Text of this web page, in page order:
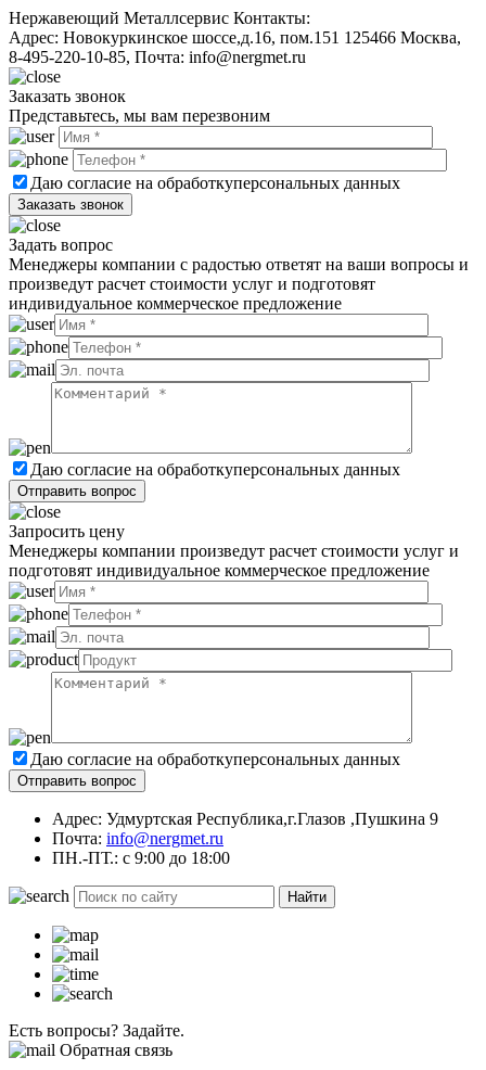
Нержавеющий Металлсервис Контакты:
Адрес: Новокуркинское шоссе,д.16, пом.151 125466 Москва,
8-495-220-10-85, Почта: info@nergmet.ru
Заказать звонок
Представьтесь, мы вам перезвоним
Даю согласие на обработкуперсональных данных
Задать вопрос
Менеджеры компании с радостью ответят на ваши вопросы и
произведут расчет стоимости услуг и подготовят
индивидуальное коммерческое предложение
Даю согласие на обработкуперсональных данных
Запросить цену
Менеджеры компании произведут расчет стоимости услуг и
подготовят индивидуальное коммерческое предложение
Даю согласие на обработкуперсональных данных
Адрес: Удмуртская Республика,г.Глазов ,Пушкина 9
Почта: info@nergmet.ru
ПН.-ПТ.: с 9:00 до 18:00
Найти
Есть вопросы? Задайте.
Обратная связь